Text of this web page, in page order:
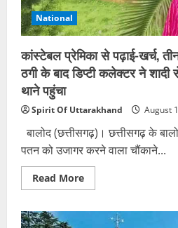
National
कांस्टेबल प्रेमिका से पढ़ाई-खर्च,
ठगी के बाद डिप्टी कलेक्टर ने शादी
थाने पहुंचा
Spirit Of Uttarakhand August
बालोद (छत्तीसगढ़)। छत्तीसगढ़ के
पतन को उजागर करने वाला चौंकाने...
Read MoreRead
more